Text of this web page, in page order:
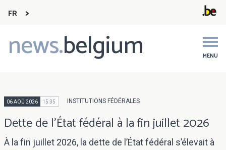
FR
news.belgium MENU
Main
navigation
06 AOÛ 2026 15:35 INSTITUTIONS FÉDÉRALES
Dette de l’État fédéral à la fin juillet 2026
À la fin juillet 2026, la dette de l’État fédéral s’élevait à